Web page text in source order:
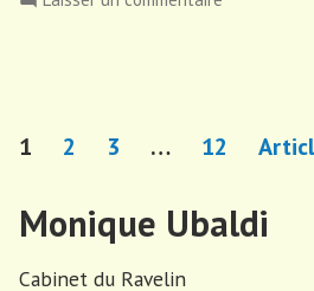
difficile
GOOGLE ? »d’obtenir
GOOGLE ?
Pagination
publications
1 2 3 … 12
Monique Ubaldi
Cabinet du Ravelin